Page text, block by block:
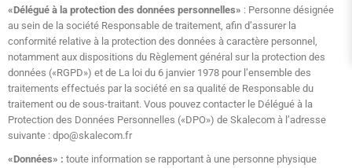
«Délégué à la protection des données personnelles» : Personne désignée
au sein de la société Responsable de traitement, afin d’assurer la
conformité relative à la protection des données à caractère personnel,
notamment aux dispositions du Règlement général sur la protection des
données («RGPD») et de La loi du 6 janvier 1978 pour l’ensemble des
traitements effectués par la société en sa qualité de Responsable du
traitement ou de sous-traitant. Vous pouvez contacter le Délégué à la
Protection des Données Personnelles («DPO») de Skalecom à l’adresse
suivante : dpo@skalecom.fr
«Données» : toute information se rapportant à une personne physique